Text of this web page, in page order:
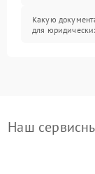
Какую
для
Наш